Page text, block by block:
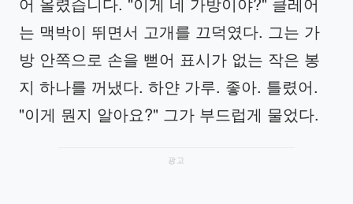
는 맥박이 뛰면서 고개를 끄덕였다. 그는 가
방 안쪽으로 손을 뻗어 표시가 없는 작은 봉
지 하나를 꺼냈다. 하얀 가루. 좋아. 틀렸어.
"이게 뭔지 알아요?" 그가 부드럽게 물었다.
광고